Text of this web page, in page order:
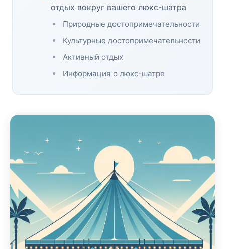
отдых вокруг вашего люкс-шатра
Природные достопримечательности
Культурные достопримечательности
Активный отдых
Информация о люкс-шатре